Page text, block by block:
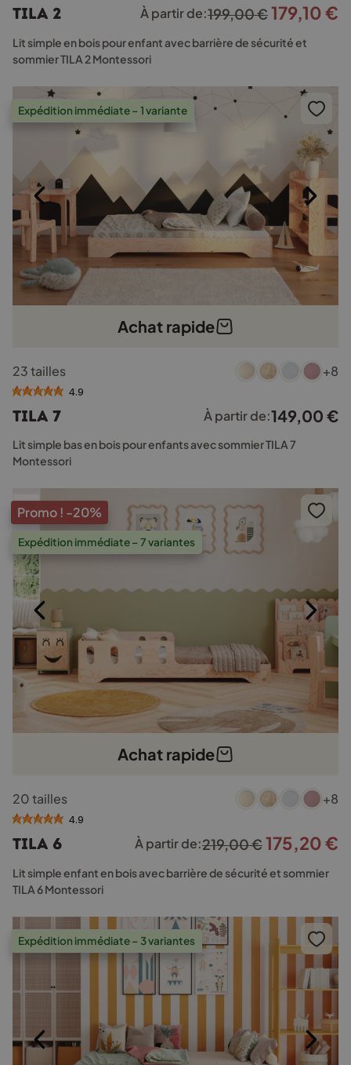
variations.
Les
options
peuvent
être
choisies
sur
produit
TILA 2 À partir de:199,00€Le
prix
199,00 €.
179,10€
Lit simple en bois pour enfant avec barrière de sécurité et
sommier TILA 2 Montessori
Expédition immédiate – 1 variante
Achat rapide
produit
a
variations.
Les
options
peuvent
choisies
sur
la
page
du
produit
23 tailles +8
4.9
TILA 7 À partir de:149,00 €
Lit simple bas en bois pour enfants avec sommier TILA 7
Montessori
Promo ! -20%
Expédition immédiate – 7 variantes
Achat rapide
produit
a
variations.
Les
options
peuvent
être
choisies
sur
du
20 tailles +8
4.9
TILA 6 À partir de:219,00€Le
prix
219,00 €.
175,20€
Lit simple enfant en bois avec barrière de sécurité et sommier
TILA 6 Montessori
Expédition immédiate – 3 variantes